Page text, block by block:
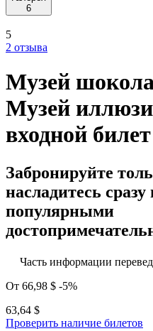
6
5
2 отзыва
Музей
Музей
входной билет
Забронируйте
насладитесь
популярными
Часть информации
От 66,98 $ -5%
63,64 $
Проверить наличие билетов